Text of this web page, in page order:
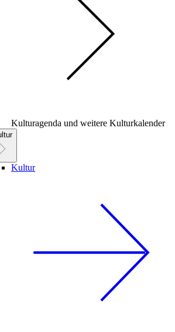
Kulturagenda und weitere Kulturkalender
Kultur